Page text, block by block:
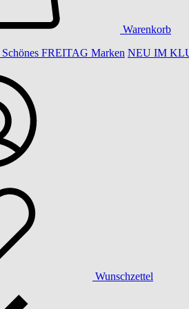
Warenkorb
Schönes FREITAG Marken NEU IM
Wunschzettel